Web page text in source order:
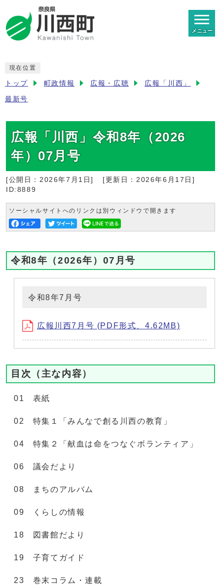
メニュー
現在位置
トップ 町政情報 広報・広聴 広報「川西」
最新号
広報「川西」令和8年（2026
年）07月号
[公開日： 2026年7月1日] [更新日： 2026年6月17日]
ID:8889
ソーシャルサイトへのリンクは別ウィンドウで開きます
令和8年（2026年）07月号
令和8年7月号
広報川西7月号 (PDF形式、4.62MB)
目次（主な内容）
01 表紙
02 特集１「みんなで創る川西の教育」
04 特集２「献血は命をつなぐボランティア」
06 議会だより
08 まちのアルバム
09 くらしの情報
18 図書館だより
19 子育てガイド
23 巻末コラム・連載